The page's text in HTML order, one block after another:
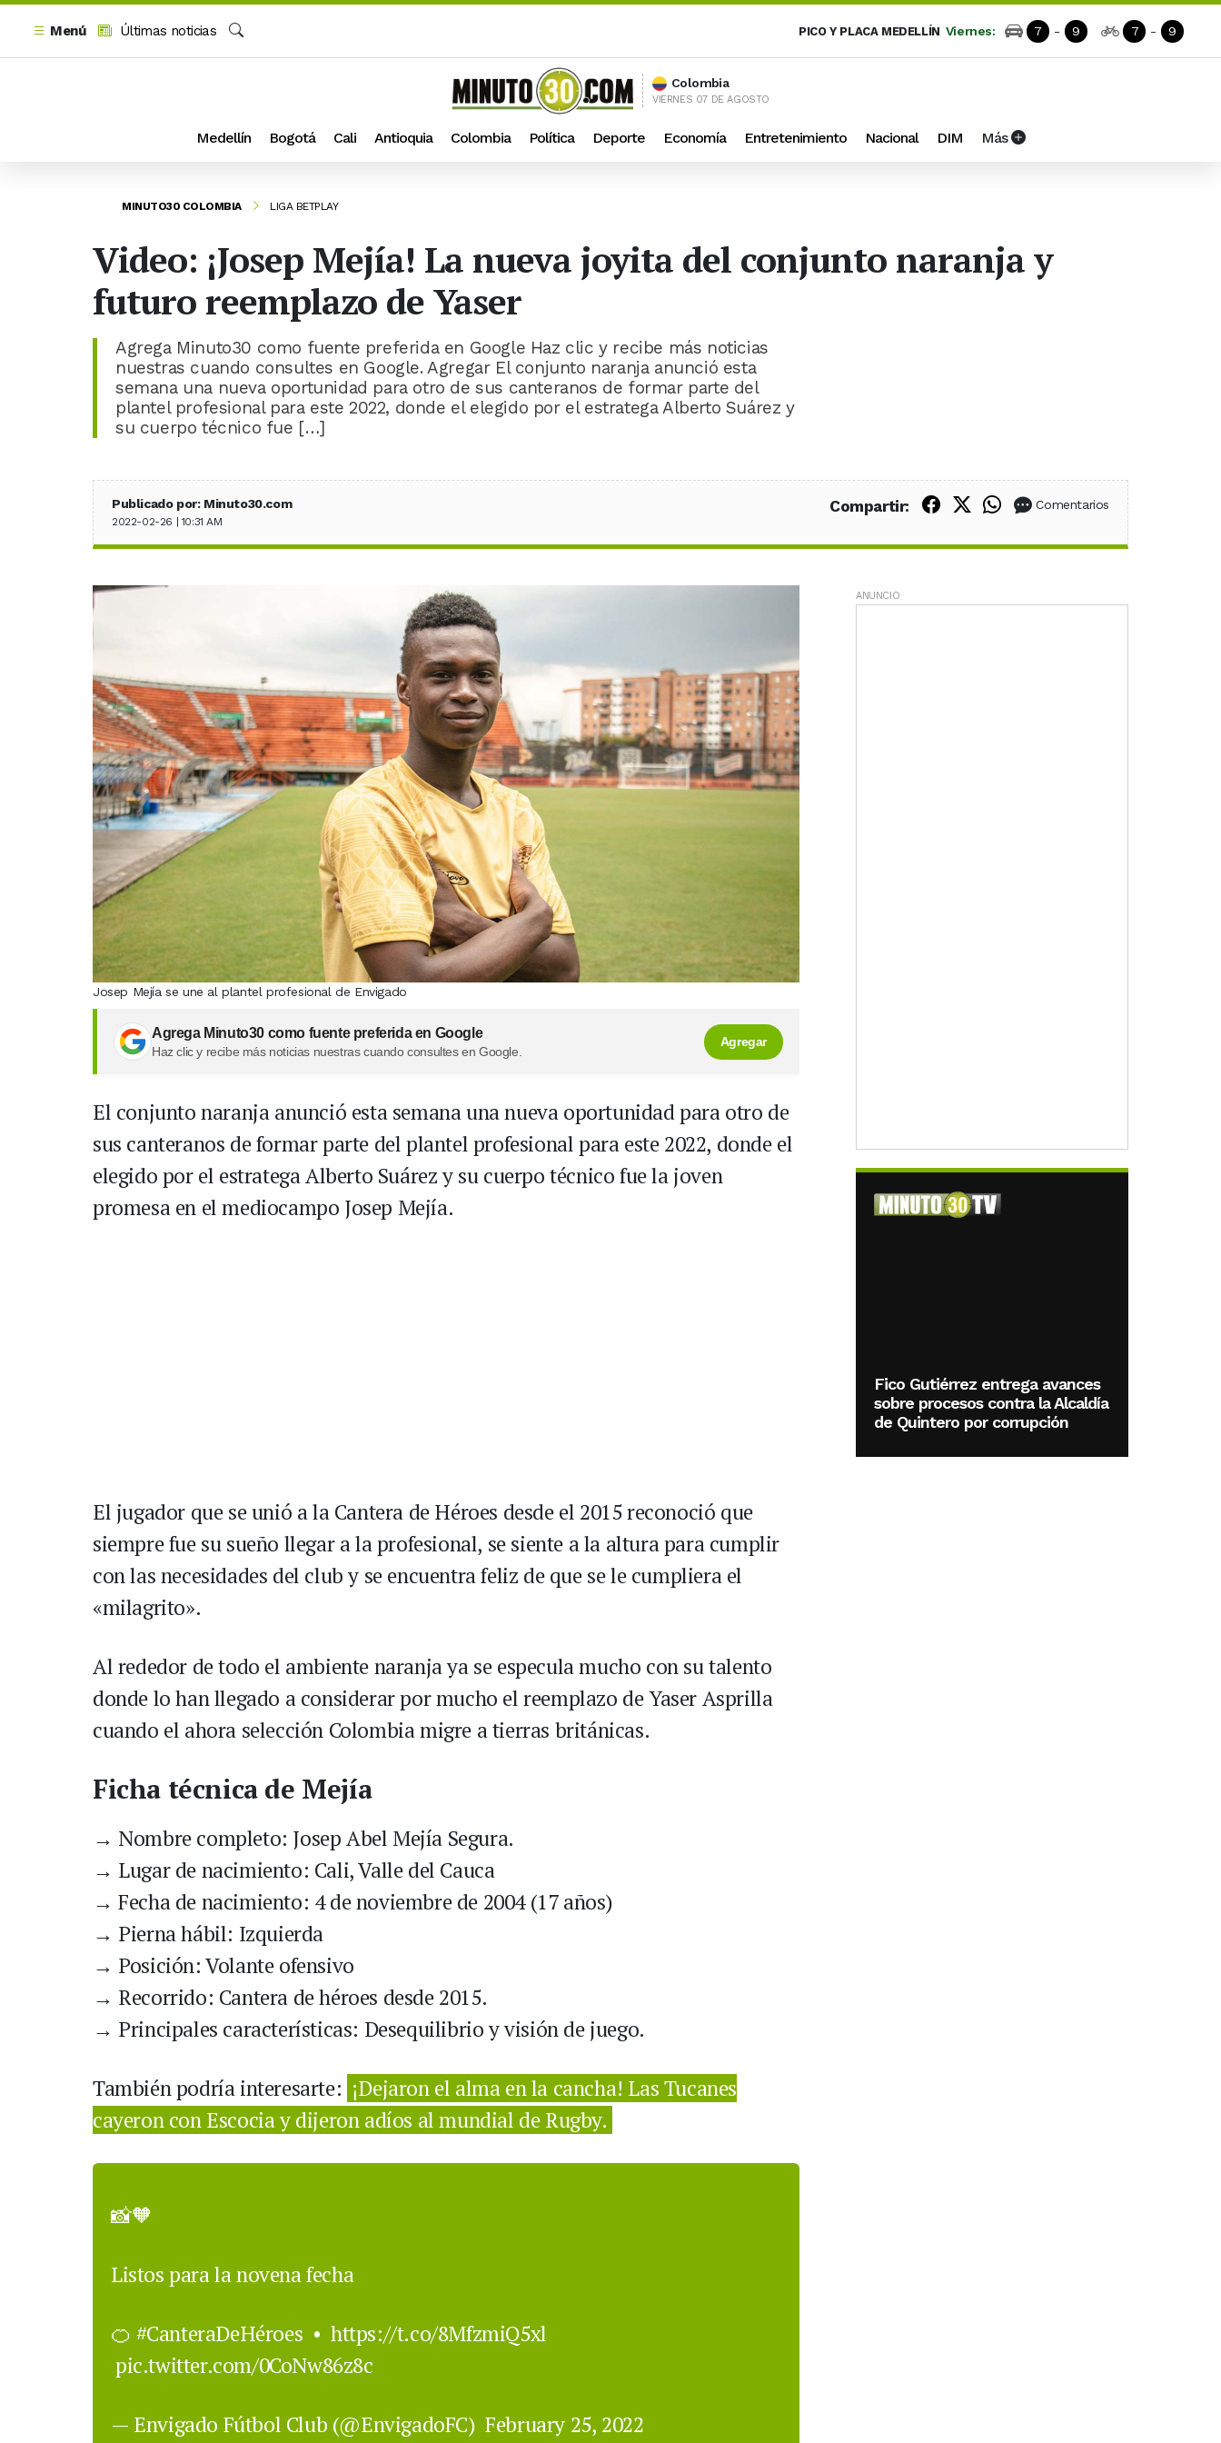
Menú
Últimas noticias
PICO Y PLACA MEDELLÍN Viernes: 7 - 9 7 - 9
Colombia
VIERNES 07 DE AGOSTO
Medellín Bogotá Cali Antioquia Colombia Política Deporte Economía Entretenimiento Nacional DIM Más
MINUTO30 COLOMBIA LIGA BETPLAY
Video: ¡Josep Mejía! La nueva joyita del conjunto naranja y
futuro reemplazo de Yaser
Agrega Minuto30 como fuente preferida en Google Haz clic y recibe más noticias
nuestras cuando consultes en Google. Agregar El conjunto naranja anunció esta
semana una nueva oportunidad para otro de sus canteranos de formar parte del
plantel profesional para este 2022, donde el elegido por el estratega Alberto Suárez y
su cuerpo técnico fue […]
Publicado por: Minuto30.com
2022-02-26 | 10:31 AM
Compartir: Compartir en Facebook
Compartir en X (Twitter)
Compartir en WhatsApp
Comentarios
Josep Mejía se une al plantel profesional de Envigado
Agrega Minuto30 como fuente preferida en Google
Haz clic y recibe más noticias nuestras cuando consultes en Google.
Agregar
El conjunto naranja anunció esta semana una nueva oportunidad para otro de
sus canteranos de formar parte del plantel profesional para este 2022, donde el
elegido por el estratega Alberto Suárez y su cuerpo técnico fue la joven
promesa en el mediocampo Josep Mejía.
El jugador que se unió a la Cantera de Héroes desde el 2015 reconoció que
siempre fue su sueño llegar a la profesional, se siente a la altura para cumplir
con las necesidades del club y se encuentra feliz de que se le cumpliera el
«milagrito».
Al rededor de todo el ambiente naranja ya se especula mucho con su talento
donde lo han llegado a considerar por mucho el reemplazo de Yaser Asprilla
cuando el ahora selección Colombia migre a tierras británicas.
Ficha técnica de Mejía
→ Nombre completo: Josep Abel Mejía Segura.
→ Lugar de nacimiento: Cali, Valle del Cauca
→ Fecha de nacimiento: 4 de noviembre de 2004 (17 años)
→ Pierna hábil: Izquierda
→ Posición: Volante ofensivo
→ Recorrido: Cantera de héroes desde 2015.
→ Principales características: Desequilibrio y visión de juego.
También podría interesarte: ¡Dejaron el alma en la cancha! Las Tucanes
cayeron con Escocia y dijeron adíos al mundial de Rugby.
📸🧡
Listos para la novena fecha
🍊 #CanteraDeHéroes • https://t.co/8MfzmiQ5xl
pic.twitter.com/0CoNw86z8c
— Envigado Fútbol Club (@EnvigadoFC) February 25, 2022
ANUNCIO
Fico Gutiérrez entrega avances
sobre procesos contra la Alcaldía
de Quintero por corrupción